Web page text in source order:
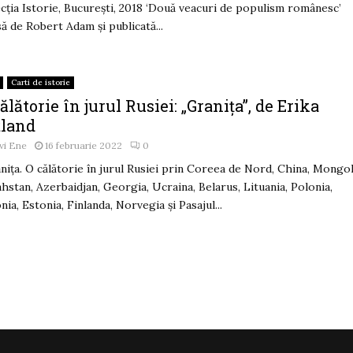
Istorie, București, 2018 ‘Două veacuri de populism românesc’
de Robert Adam și publicată...
Carti de istorie
în jurul Rusiei: „Granița”, de Erika
Ene 16 februarie 2022 0
O călătorie în jurul Rusiei prin Coreea de Nord, China,
Azerbaidjan, Georgia, Ucraina, Belarus, Lituania, Polonia,
Estonia, Finlanda, Norvegia și Pasajul...